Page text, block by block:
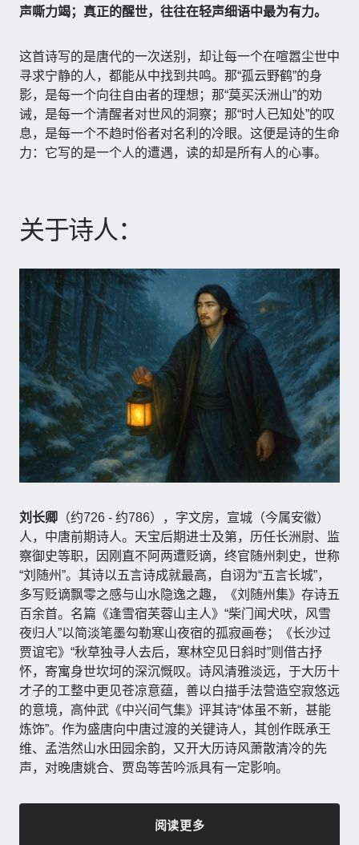
声嘶力竭；真正的醒世，往往在轻声细语中最为有力。
这首诗写的是唐代的一次送别，却让每一个在喧嚣尘世中
寻求宁静的人，都能从中找到共鸣。那“孤云野鹤”的身
影，是每一个向往自由者的理想；那“莫买沃洲山”的劝
诫，是每一个清醒者对世风的洞察；那“时人已知处”的叹
息，是每一个不趋时俗者对名利的冷眼。这便是诗的生命
力：它写的是一个人的遭遇，读的却是所有人的心事。
关于诗人：
刘长卿 （约726 - 约786），字文房，宣城（今属安徽）
人，中唐前期诗人。天宝后期进士及第，历任长洲尉、监
察御史等职，因刚直不阿两遭贬谪，终官随州刺史，世称
“刘随州”。其诗以五言诗成就最高，自诩为“五言长城”，
多写贬谪飘零之感与山水隐逸之趣，《刘随州集》存诗五
百余首。名篇《逢雪宿芙蓉山主人》“柴门闻犬吠，风雪
夜归人”以简淡笔墨勾勒寒山夜宿的孤寂画卷；《长沙过
贾谊宅》“秋草独寻人去后，寒林空见日斜时”则借古抒
怀，寄寓身世坎坷的深沉慨叹。诗风清雅淡远，于大历十
才子的工整中更见苍凉意蕴，善以白描手法营造空寂悠远
的意境，高仲武《中兴间气集》评其诗“体虽不新，甚能
炼饰”。作为盛唐向中唐过渡的关键诗人，其创作既承王
维、孟浩然山水田园余韵，又开大历诗风萧散清冷的先
声，对晚唐姚合、贾岛等苦吟派具有一定影响。
阅读更多